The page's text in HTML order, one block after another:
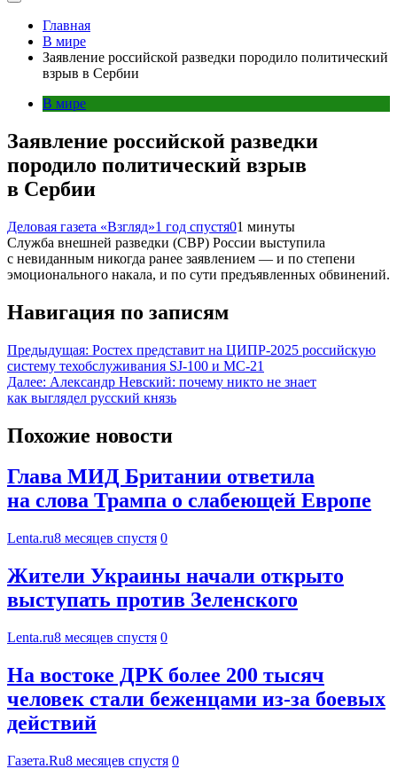
Главная
В мире
Заявление российской разведки породило политический
взрыв в Сербии
В мире
Заявление российской разведки
породило политический взрыв
в Сербии
Деловая газета «Взгляд»1 год спустя01 минуты
Служба внешней разведки (СВР) России выступила
с невиданным никогда ранее заявлением — и по степени
эмоционального накала, и по сути предъявленных обвинений.
Навигация по записям
Предыдущая: Ростех представит на ЦИПР-2025 российскую
систему техобслуживания SJ-100 и МС-21
Далее: Александр Невский: почему никто не знает
как выглядел русский князь
Похожие новости
Глава МИД Британии ответила
на слова Трампа о слабеющей Европе
Lenta.ru8 месяцев спустя 0
Жители Украины начали открыто
выступать против Зеленского
Lenta.ru8 месяцев спустя 0
На востоке ДРК более 200 тысяч
человек стали беженцами из-за боевых
действий
Газета.Ru8 месяцев спустя 0